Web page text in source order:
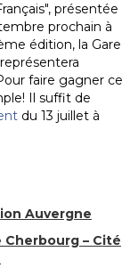
présentée
prochain à
édition, la Gare
faire gagner ce
Il suffit de
du 13 juillet à
Auvergne
– Cité